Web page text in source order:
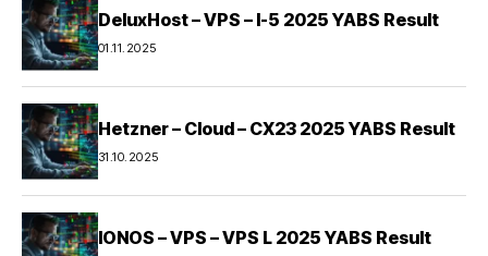
DeluxHost – VPS – I-5 2025 YABS Result
01.11.2025
Hetzner – Cloud – CX23 2025 YABS Result
31.10.2025
IONOS – VPS – VPS L 2025 YABS Result